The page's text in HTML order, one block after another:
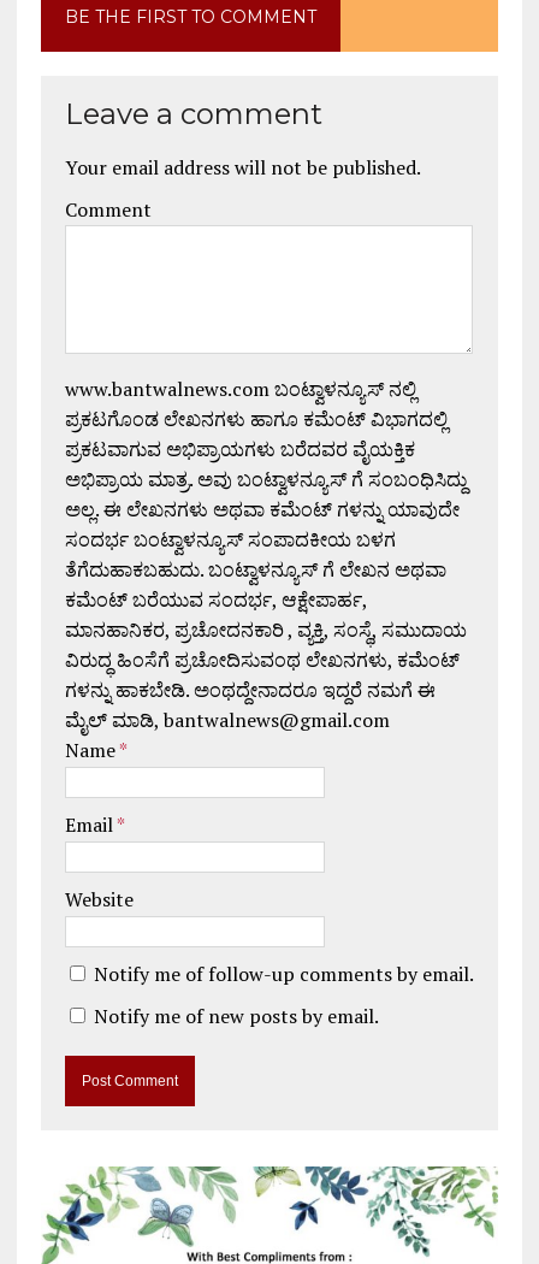
BE THE FIRST TO COMMENT
Leave a comment
Your email address will not be published.
Comment
www.bantwalnews.com ಬಂಟ್ವಾಳನ್ಯೂಸ್ ನಲ್ಲಿ
ಪ್ರಕಟಗೊಂಡ ಲೇಖನಗಳು ಹಾಗೂ ಕಮೆಂಟ್ ವಿಭಾಗದಲ್ಲಿ
ಪ್ರಕಟವಾಗುವ ಅಭಿಪ್ರಾಯಗಳು ಬರೆದವರ ವೈಯಕ್ತಿಕ
ಅಭಿಪ್ರಾಯ ಮಾತ್ರ. ಅವು ಬಂಟ್ವಾಳನ್ಯೂಸ್ ಗೆ ಸಂಬಂಧಿಸಿದ್ದು
ಅಲ್ಲ. ಈ ಲೇಖನಗಳು ಅಥವಾ ಕಮೆಂಟ್ ಗಳನ್ನು ಯಾವುದೇ
ಸಂದರ್ಭ ಬಂಟ್ವಾಳನ್ಯೂಸ್ ಸಂಪಾದಕೀಯ ಬಳಗ
ತೆಗೆದುಹಾಕಬಹುದು. ಬಂಟ್ವಾಳನ್ಯೂಸ್ ಗೆ ಲೇಖನ ಅಥವಾ
ಕಮೆಂಟ್ ಬರೆಯುವ ಸಂದರ್ಭ, ಆಕ್ಷೇಪಾರ್ಹ,
ಮಾನಹಾನಿಕರ, ಪ್ರಚೋದನಕಾರಿ , ವ್ಯಕ್ತಿ, ಸಂಸ್ಥೆ, ಸಮುದಾಯ
ವಿರುದ್ಧ ಹಿಂಸೆಗೆ ಪ್ರಚೋದಿಸುವಂಥ ಲೇಖನಗಳು, ಕಮೆಂಟ್
ಗಳನ್ನು ಹಾಕಬೇಡಿ. ಅಂಥದ್ದೇನಾದರೂ ಇದ್ದರೆ ನಮಗೆ ಈ
ಮೈಲ್ ಮಾಡಿ, bantwalnews@gmail.com
Name*
Email*
Website
Notify me of follow-up comments by email.
Notify me of new posts by email.
t
e
r